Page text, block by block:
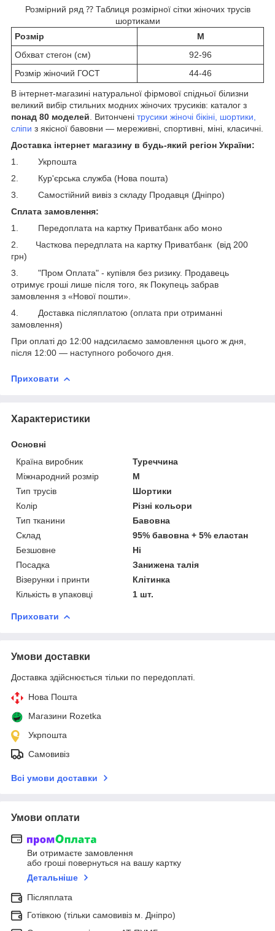
Розмірний ряд ⁇ Таблиця розмірної сітки жіночих трусів
шортиками
Розмір
M
Обхват стегон (см)
92-96
Розмір жіночий ГОСТ
44-46
В інтернет-магазині натуральної фірмової спідньої білизни
великий вибір стильних модних жіночих трусиків: каталог з
понад 80 моделей . Витончені трусики жіночі бікіні, шортики,
сліпи з якісної бавовни — мереживні, спортивні, міні, класичні.
Доставка інтернет магазину в будь-який регіон України:
1. Укрпошта
2. Кур'єрська служба (Нова пошта)
3. Самостійний вивіз з складу Продавця (Дніпро)
Сплата замовлення:
1. Передоплата на картку Приватбанк або моно
2. Часткова передплата на картку Приватбанк (від 200
грн)
3. "Пром Оплата" - купівля без ризику. Продавець
отримує гроші лише після того, як Покупець забрав
замовлення з «Нової пошти».
4. Доставка післяплатою (оплата при отриманні
замовлення)
При оплаті до 12:00 надсилаємо замовлення цього ж дня,
після 12:00 ― наступного робочого дня.
Приховати
Характеристики
Основні
Країна виробник
Туреччина
Міжнародний розмір
M
Тип трусів
Шортики
Колір
Різні кольори
Тип тканини
Бавовна
Склад
95% бавовна + 5% еластан
Безшовне
Ні
Посадка
Занижена талія
Візерунки і принти
Клітинка
Кількість в упаковці
1 шт.
Приховати
Умови доставки
Доставка здійснюється тільки по передоплаті.
Нова Пошта
Магазини Rozetka
Укрпошта
Самовивіз
Всі умови доставки
Умови оплати
Ви отримаєте замовлення
або гроші повернуться на вашу картку
Детальніше
Післяплата
Готівкою (тільки самовивіз м. Дніпро)